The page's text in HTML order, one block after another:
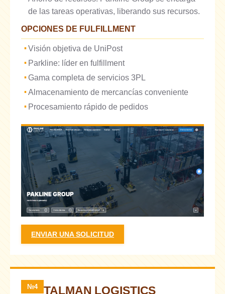
de las tareas operativas, liberando sus recursos.
OPCIONES DE FULFILLMENT
Visión objetiva de UniPost
Parkline: líder en fulfillment
Gama completa de servicios 3PL
Almacenamiento de mercancías conveniente
Procesamiento rápido de pedidos
ENVIAR UNA SOLICITUD
№4 TALMAN LOGISTICS